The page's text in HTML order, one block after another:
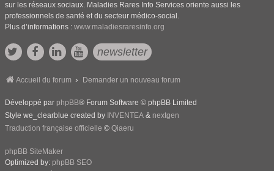
sur les réseaux sociaux. Maladies Rares Info Services oriente aussi les
professionnels de santé et du secteur médico-social.
Plus d’informations : www.maladiesraresinfo.org
newsletter
Accueil du forum Demander un nouveau forum
Développé par phpBB® Forum Software © phpBB Limited
Style we_clearblue created by INVENTEA & nextgen
Traduction française officielle © Qiaeru
phpBB SiteMaker
Optimized by: phpBB SEO